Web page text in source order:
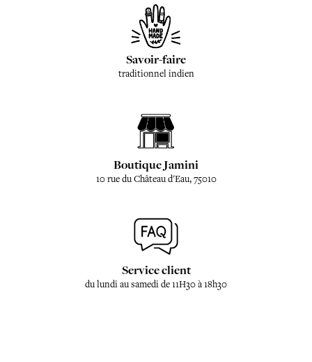
Savoir-faire
traditionnel indien
Boutique Jamini
10 rue du Château d'Eau, 75010
Service client
du lundi au samedi de 11H30 à 18h30